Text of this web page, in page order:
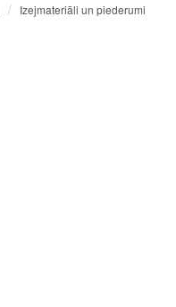
Izejmateriāli un piederumi